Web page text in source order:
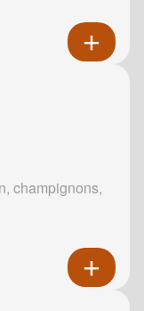
champignons,